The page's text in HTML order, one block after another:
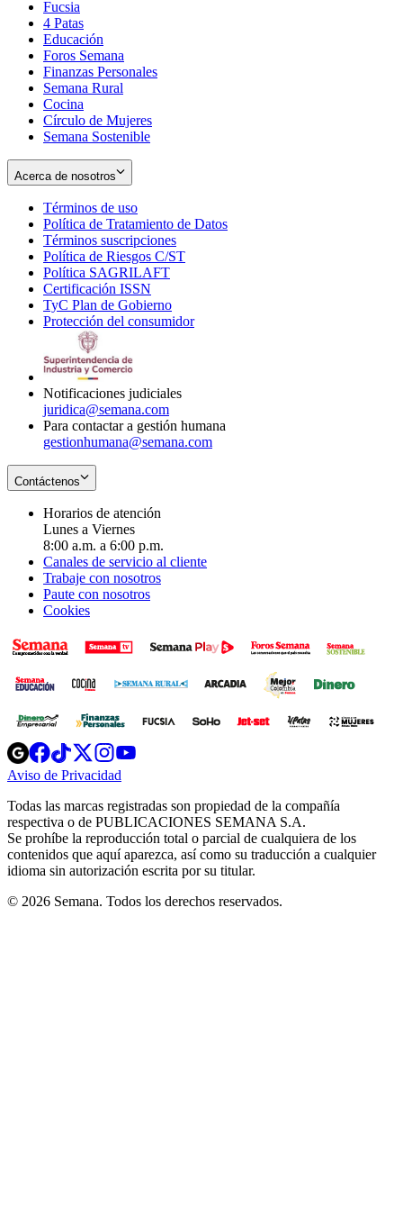
in
new
window
Fucsia
in
new
window
4 Patas
Educación
Foros Semana
Finanzas Personales
Semana Rural
Cocina
Círculo de Mujeres
Semana Sostenible
Acerca de nosotros
Términos de uso
in
new
window
Política de Tratamiento de Datos
Términos suscripciones
in
Política de Riesgos C/ST
Política SAGRILAFT
new
window
Certificación ISSN
in
new
TyC Plan de Gobierno
in
Protección del consumidorOpens
Notificaciones judiciales
juridica@semana.com
Para contactar a gestión humana
gestionhumana@semana.com
Contáctenos
Horarios de atención
Lunes a Viernes
8:00 a.m. a 6:00 p.m.
Canales de servicio al cliente
Trabaje con nosotros
Paute con nosotros
Cookies
Opens
in
new
Opens
in
new
Opens
in
new
window
Opens
new
windowwindow
Aviso de Privacidad
new
window
Todas las marcas registradas son propiedad de la compañía
respectiva o de PUBLICACIONES SEMANA S.A.
Se prohíbe la reproducción total o parcial de cualquiera de los
contenidos que aquí aparezca, así como su traducción a cualquier
idioma sin autorización escrita por su titular.
© 2026 Semana. Todos los derechos reservados.